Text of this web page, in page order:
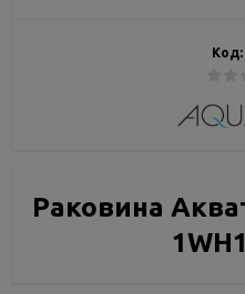
Код:
Раковина